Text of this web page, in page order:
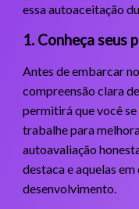
essa autoaceitação
1. Conheça seus
Antes de embarcar
compreensão clara
permitirá que você
trabalhe para
autoavaliação
destaca e aquelas
desenvolvimento.